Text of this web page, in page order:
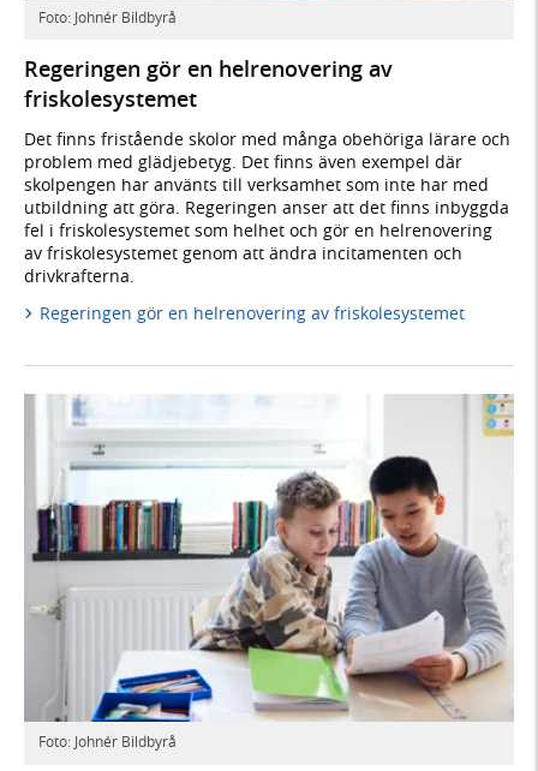
Foto: Johnér Bildbyrå
Regeringen gör en helrenovering av
friskolesystemet
Det finns fristående skolor med många obehöriga lärare och
problem med glädjebetyg. Det finns även exempel där
skolpengen har använts till verksamhet som inte har med
utbildning att göra. Regeringen anser att det finns inbyggda
fel i friskolesystemet som helhet och gör en helrenovering
av friskolesystemet genom att ändra incitamenten och
drivkrafterna.
Regeringen gör en helrenovering av friskolesystemet
Foto: Johnér Bildbyrå